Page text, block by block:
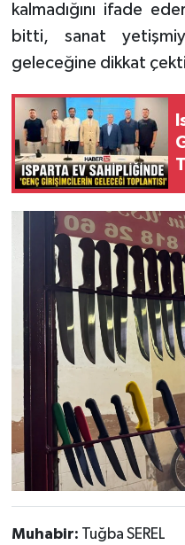
kalmadığını ifade
bitti, sanat
geleceğine dikkat
Muhabir: Tuğba SEREL